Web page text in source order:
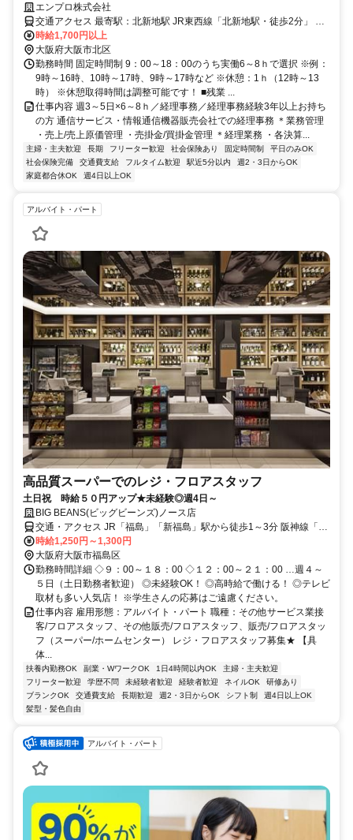
短・フル両方歓迎！通勤アクセス抜群！＠北新地・東梅田駅スグ
エンプロ株式会社
交通アクセス 最寄駅：北新地駅 JR東西線「北新地駅・徒歩2分」 地
下鉄谷町線「東梅田駅・徒歩3分」 地下鉄御堂筋線「梅田駅・徒歩5
分」 地下鉄四つ橋線「西梅田駅・徒歩5分」 阪神本線「大阪梅田駅・
徒歩5分」 JR各線「大阪駅・徒歩8分」 京阪中之島線「大江橋駅・徒
歩8分」 阪急各線「大阪梅田駅・徒歩10分」 所在地：大阪府大阪市
北区梅田
時給1,700円以上
大阪府大阪市北区
勤務時間 固定時間制 9：00～18：00のうち実働6～8ｈで選択 ※例：
9時～16時、10時～17時、9時～17時など ※休憩：1ｈ（12時～13
時） ※休憩取得時間は調整可能です！ ■残業 ...
仕事内容 週3～5日×6～8ｈ／経理事務／経理事務経験3年以上お持ち
の方 通信サービス・情報通信機器販売会社での経理事務 ＊業務管理
・売上/売上原価管理 ・売掛金/買掛金管理 ＊経理業務 ・各決算...
主婦・主夫歓迎 長期 フリーター歓迎 社会保険あり 固定時間制
平日のみOK
社会保険完備
交通費支給 フルタイム歓迎 駅近5分以内
週2・3日からOK
家庭都合休OK
週4日以上OK
アルバイト・パート
高品質スーパーでのレジ・フロアスタッフ
土日祝 時給５０円アップ★未経験◎週4日～
BIG BEANS(ビッグビーンズ)ノース店
交通・アクセス JR「福島」「新福島」駅から徒歩1～3分 阪神線「福
島」駅から徒歩3分
時給1,250円～1,300円
大阪府大阪市福島区
勤務時間詳細 ◇９：00～１８：00 ◇１２：00～２１：00 …週４～
５日（土日勤務者歓迎） ◎未経験OK！ ◎高時給で働ける！ ◎テレビ
取材も多い人気店！ ※学生さんの応募はご遠慮ください。
仕事内容 雇用形態：アルバイト・パート 職種：その他サービス業接
客/フロアスタッフ、その他販売/フロアスタッフ、販売/フロアスタッ
フ（スーパー/ホームセンター） レジ・フロアスタッフ募集★ 【具
体...
扶養内勤務OK 副業・WワークOK 1日4時間以内OK
主婦・主夫歓迎
フリーター歓迎
学歴不問 未経験者歓迎 経験者歓迎 ネイルOK
研修あり
ブランクOK
交通費支給 長期歓迎 週2・3日からOK シフト制
週4日以上OK
髪型・髪色自由
アルバイト・パート